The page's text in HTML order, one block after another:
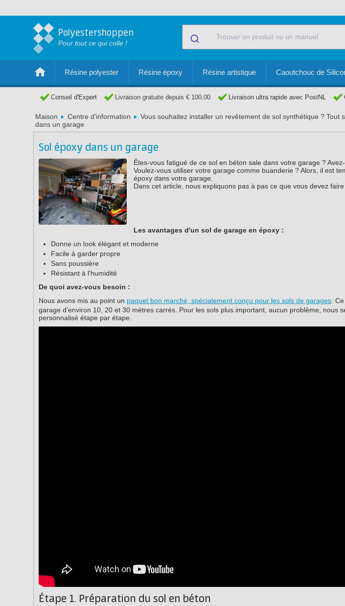
Polyestershoppen
Pour tout ce qui colle !
Résine polyester Résine époxy Résine artistique Caoutchouc de
Conseil d'Expert Livraison gratuite depuis € 100,00 Livraison ultra rapide avec PostNL
Maison Centre d'information Vous souhaitez installer un revêtement de sol synthétique ? Tout
dans un garage
Sol époxy dans un garage
Êtes-vous fatigué de ce sol en béton sale dans votre garage ?
Voulez-vous utiliser votre garage comme buanderie ? Alors, il est
époxy dans votre garage.
Dans cet article, nous expliquons pas à pas ce que vous devez
Les avantages d'un sol de garage en époxy :
Donne un look élégant et moderne
Facile à garder propre
Sans poussière
Résistant à l'humidité
De quoi avez-vous besoin :
Nous avons mis au point un paquet bon marché, spécialement conçu pour les sols de garages .
garage d’environ 10, 20 et 30 mètres carrés. Pour les sols plus important, aucun problème, nous
personnalisé étape par étape.
Étape 1. Préparation du sol en béton